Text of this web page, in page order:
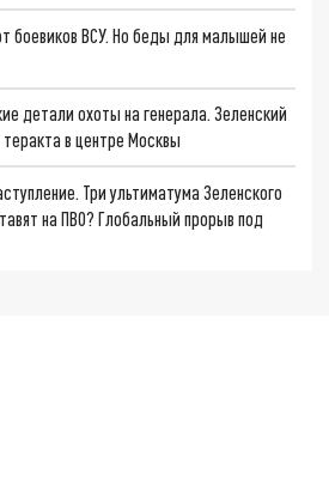
боевиков ВСУ. Но беды для малышей не
детали охоты на генерала. Зеленский
в центре Москвы
Три ультиматума Зеленского
на ПВО? Глобальный прорыв под